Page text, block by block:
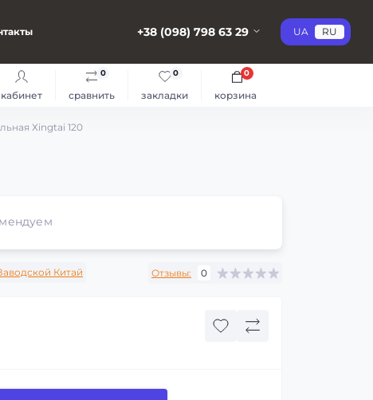
+38 (098) 798 63 29 UA RU
кабинет сравнить
0
закладки
0
корзина
0
Хingtai 120
Китай Отзывы: 0